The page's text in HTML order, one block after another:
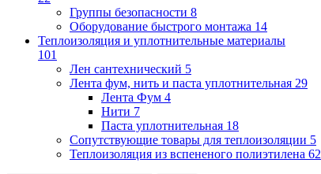
Группы безопасности 8
Оборудование быстрого монтажа 14
Теплоизоляция и уплотнительные материалы
101
Лен сантехнический 5
Лента фум, нить и паста уплотнительная 29
Лента Фум 4
Нити 7
Паста уплотнительная 18
Сопутствующие товары для теплоизоляции 5
Теплоизоляция из вспененого полиэтилена 62